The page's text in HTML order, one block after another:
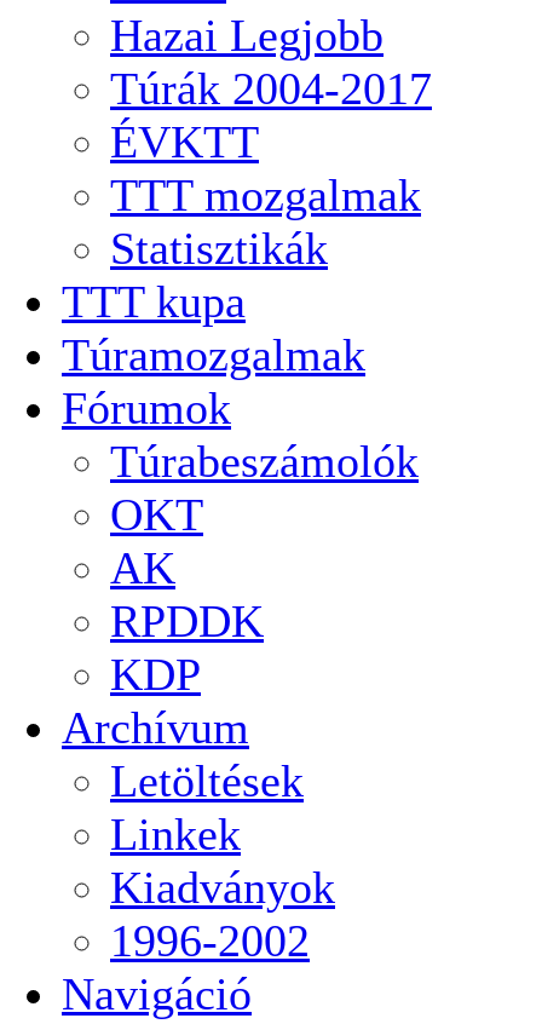
Hazai Legjobb
Túrák 2004-2017
ÉVKTT
TTT mozgalmak
Statisztikák
TTT kupa
Túramozgalmak
Fórumok
Túrabeszámolók
OKT
AK
RPDDK
KDP
Archívum
Letöltések
Linkek
Kiadványok
1996-2002
Navigáció